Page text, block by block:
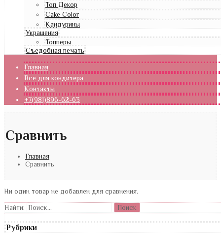
Топ Декор
Cake Color
Кандурины
Украшения
Топперы
Съедобная печать
Главная
Все для кондитера
Контакты
+7(981)896-62-63
Сравнить
Главная
Сравнить
Ни один товар не добавлен для сравнения.
Найти:
Рубрики